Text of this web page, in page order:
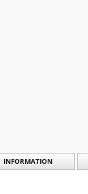
INFORMATION